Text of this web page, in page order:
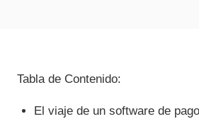
Tabla de Contenido:
El viaje de un software de